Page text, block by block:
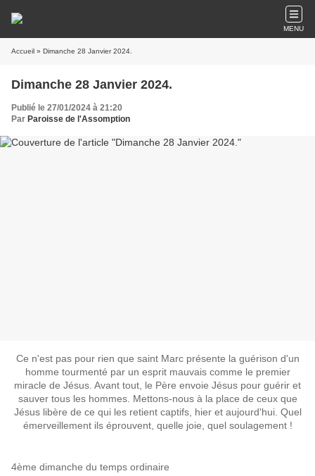
MENU
Accueil » Dimanche 28 Janvier 2024.
Dimanche 28 Janvier 2024.
Publié le 27/01/2024 à 21:20
Par Paroisse de l'Assomption
Ce n'est pas pour rien que saint Marc présente la guérison d'un
homme tourmenté par un esprit mauvais comme le premier
miracle de Jésus. Avant tout, le Père envoie Jésus pour guérir et
sauver tous les hommes. Mettons-nous à la place de ceux que
Jésus libère de ce qui les retient captifs, hier et aujourd'hui. Quel
émerveillement ils éprouvent, quelle joie, quel soulagement !
4ème dimanche du temps ordinaire